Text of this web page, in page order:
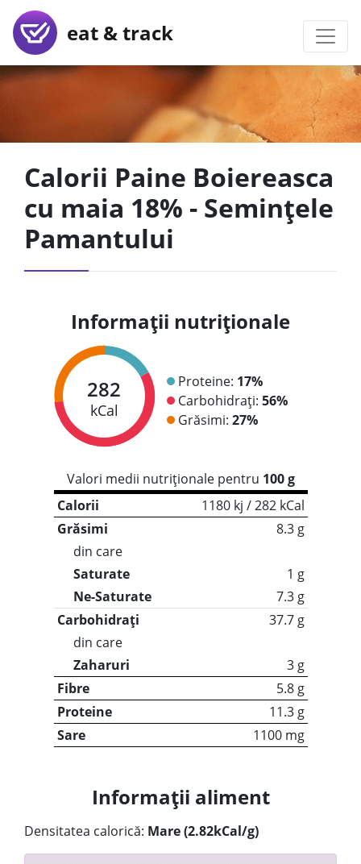
eat & track
Calorii Paine Boiereasca
cu maia 18% - Semințele
Pamantului
Informații nutriționale
282
kCal
Proteine: 17%
Carbohidrați: 56%
Grăsimi: 27%
Valori medii nutriționale pentru 100 g
Calorii
1180 kj / 282 kCal
Grăsimi
8.3 g
din care
Saturate
1 g
Ne-Saturate
7.3 g
Carbohidrați
37.7 g
din care
Zaharuri
3 g
Fibre
5.8 g
Proteine
11.3 g
Sare
1100 mg
Informații aliment
Densitatea calorică: Mare (2.82kCal/g)